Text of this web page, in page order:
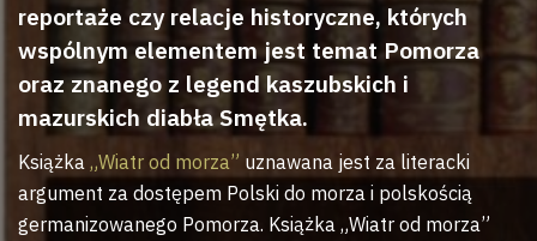
reportaże czy relacje historyczne, których
wspólnym elementem jest temat Pomorza
oraz znanego z legend kaszubskich i
mazurskich diabła Smętka.
Książka „Wiatr od morza” uznawana jest za literacki
argument za dostępem Polski do morza i polskością
germanizowanego Pomorza. Książka „Wiatr od morza”